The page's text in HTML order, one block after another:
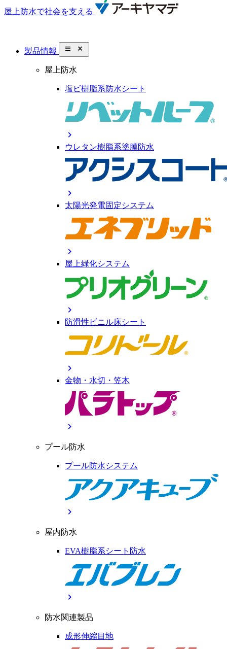
屋上防水で社会を支える
製品情報 close_small
屋上防水
塩ビ樹脂系防水シート
chevron_right
ウレタン樹脂系塗膜防水
chevron_right
太陽光発電固定システム
chevron_right
屋上緑化システム
chevron_right
防滑性ビニル床シート
chevron_right
金物・水切・笠木
chevron_right
プール防水
プール防水システム
chevron_right
屋内防水
EVA樹脂系シート防水
chevron_right
防水関連製品
成形伸縮目地